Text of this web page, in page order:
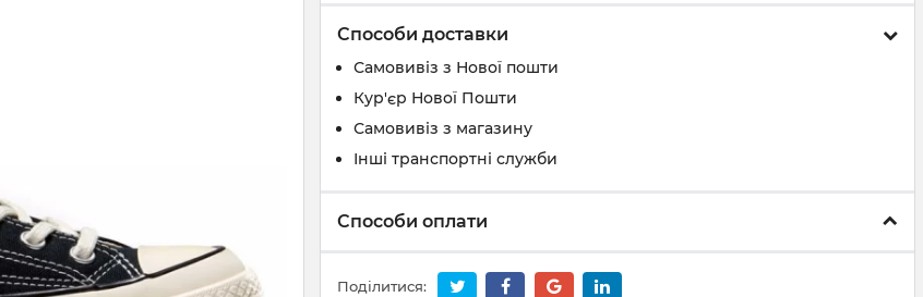
Способи доставки
Самовивіз з Нової пошти
Кур'єр Нової Пошти
Самовивіз з магазину
Інші транспортні служби
Способи оплати
Поділитися: